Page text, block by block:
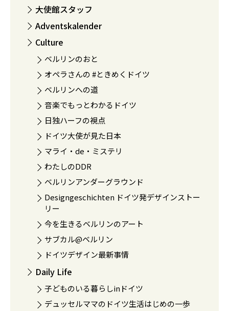
大使館スタッフ
Adventskalender
Culture
ベルリンのおと
オペラさんの #ときめくドイツ
ベルリンへの道
音楽でもっとわかるドイツ
日独ハーフの視点
ドイツ大使が見た日本
マライ・de・ミステリ
わたしのDDR
ベルリンアンダーグラウンド
Designgeschichten ドイツ発デザインストー
リー
今を生きるベルリンのアート
サブカル@ベルリン
ドイツデザイン最新事情
Daily Life
子どものいる暮らしinドイツ
デュッセルママのドイツ生活はじめの一歩